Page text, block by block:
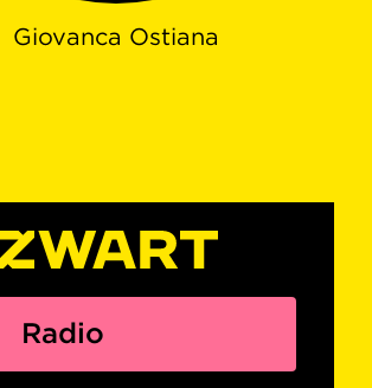
Giovanca Ostiana
Radio